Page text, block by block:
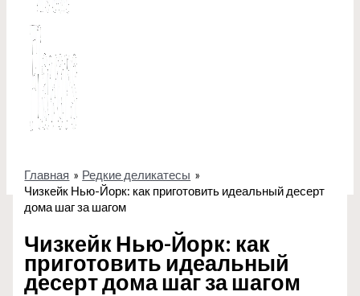
Главная
Редкие деликатесы
Чизкейк Нью-Йорк: как приготовить идеальный десерт
дома шаг за шагом
Чизкейк Нью-Йорк: как
приготовить идеальный
десерт дома шаг за шагом